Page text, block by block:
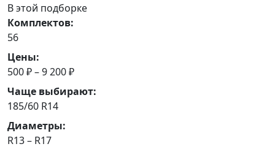
В этой подборке
Комплектов:
56
Цены:
500 ₽ – 9 200 ₽
Чаще выбирают:
185/60 R14
Диаметры:
R13 – R17